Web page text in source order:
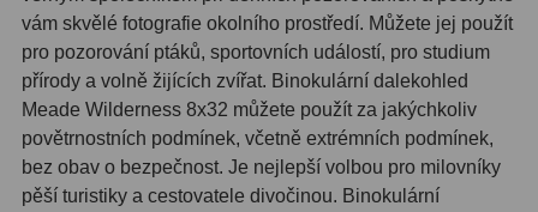
Mesačné a polarizačné23
Slnečné42
CLS a UHC14
Širokopásmové2
vám skvělé fotografie okolního prostředí. Můžete jej použít
pro pozorování ptáků, sportovních událostí, pro studium
přírody a volně žijících zvířat. Binokulární dalekohled
Meade Wilderness 8x32 můžete použít za jakýchkoliv
povětrnostních podmínek, včetně extrémních podmínek,
bez obav o bezpečnost. Je nejlepší volbou pro milovníky
pěší turistiky a cestovatele divočinou. Binokulární